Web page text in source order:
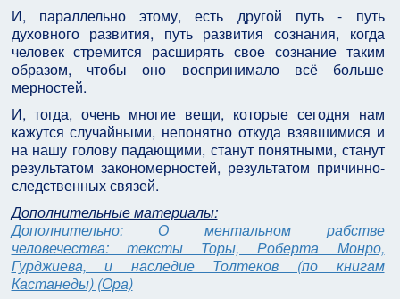
И, параллельно этому, есть другой путь - путь
духовного развития, путь развития сознания, когда
человек стремится расширять свое сознание таким
образом, чтобы оно воспринимало всё больше
мерностей.
И, тогда, очень многие вещи, которые сегодня нам
кажутся случайными, непонятно откуда взявшимися и
на нашу голову падающими, станут понятными, станут
результатом закономерностей, результатом причинно-
следственных связей.
Дополнительные материалы:
Дополнительно: О ментальном рабстве
человечества: тексты Торы, Роберта Монро,
Гурджиева, и наследие Толтеков (по книгам
Кастанеды) (Ора)